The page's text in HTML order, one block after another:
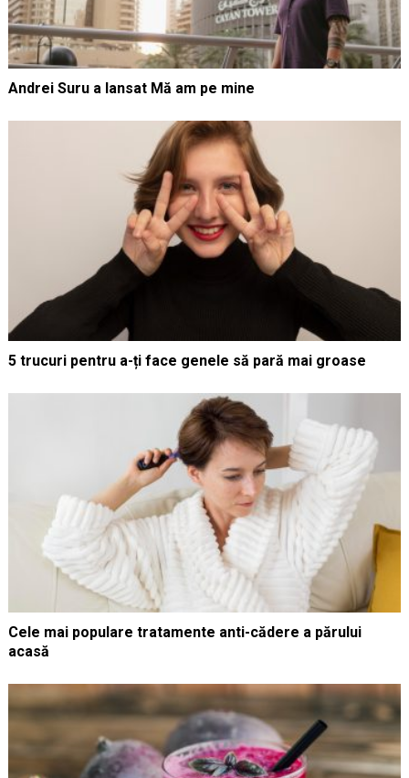
Andrei Suru a lansat Mă am pe mine
5 trucuri pentru a-ți face genele să pară mai groase
Cele mai populare tratamente anti-cădere a părului
acasă